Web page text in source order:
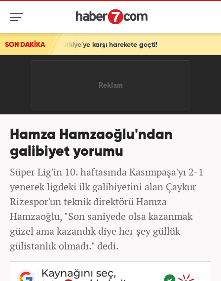
SON DAKİKA
Türkiye'ye karşı harekete geçti!
Hamza Hamzaoğlu'ndan
galibiyet yorumu
Süper Lig'in 10. haftasında Kasımpaşa'yı 2-1
yenerek ligdeki ilk galibiyetini alan Çaykur
Rizespor'un teknik direktörü Hamza
Hamzaoğlu, "Son saniyede olsa kazanmak
güzel ama kazandık diye her şey güllük
gülistanlık olmadı." dedi.